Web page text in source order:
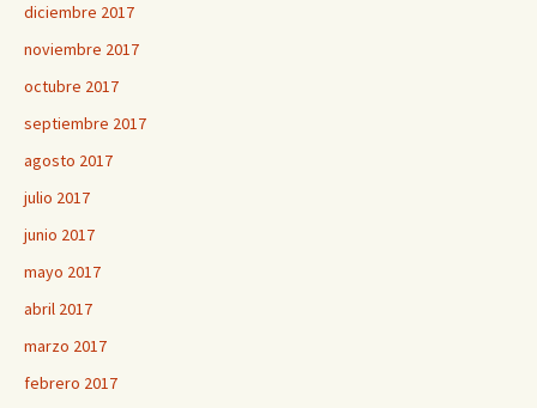
diciembre 2017
noviembre 2017
octubre 2017
septiembre 2017
agosto 2017
julio 2017
junio 2017
mayo 2017
abril 2017
marzo 2017
febrero 2017